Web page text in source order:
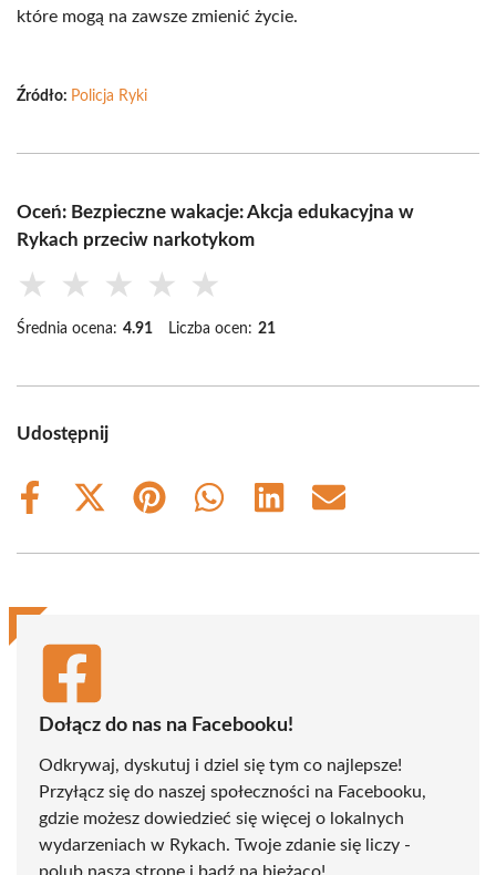
które mogą na zawsze zmienić życie.
Źródło: Policja Ryki
Oceń: Bezpieczne wakacje: Akcja edukacyjna w
Rykach przeciw narkotykom
★ ★ ★ ★ ★
Średnia ocena: 4.91 Liczba ocen: 21
Udostępnij
Share
Share
(Twitter)
Share
Share
Share
Share
Dołącz do nas na Facebooku!
Odkrywaj, dyskutuj i dziel się tym co najlepsze!
Przyłącz się do naszej społeczności na Facebooku,
gdzie możesz dowiedzieć się więcej o lokalnych
wydarzeniach w Rykach. Twoje zdanie się liczy -